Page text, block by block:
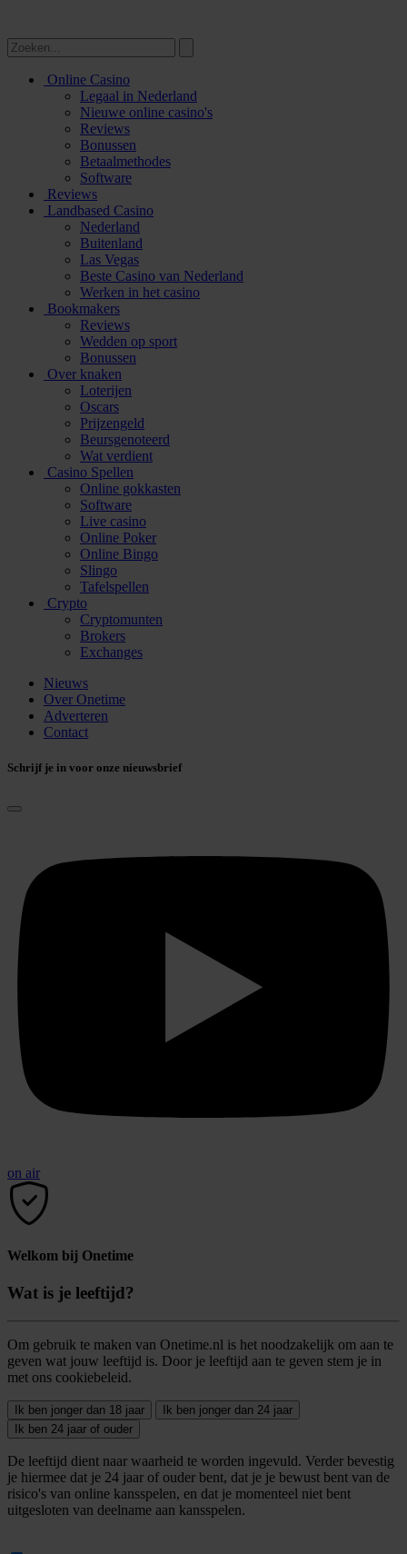
Online Casino
Legaal in Nederland
Nieuwe online casino's
Reviews
Bonussen
Betaalmethodes
Software
Reviews
Landbased Casino
Nederland
Buitenland
Las Vegas
Beste Casino van Nederland
Werken in het casino
Bookmakers
Reviews
Wedden op sport
Bonussen
Over knaken
Loterijen
Oscars
Prijzengeld
Beursgenoteerd
Wat verdient
Casino Spellen
Online gokkasten
Software
Live casino
Online Poker
Online Bingo
Slingo
Tafelspellen
Crypto
Cryptomunten
Brokers
Exchanges
Nieuws
Over Onetime
Adverteren
Contact
Schrijf je in voor onze nieuwsbrief
on air
Welkom bij Onetime
Wat is je leeftijd?
Om gebruik te maken van Onetime.nl is het noodzakelijk om aan te
geven wat jouw leeftijd is. Door je leeftijd aan te geven stem je in
met ons cookiebeleid.
Ik ben jonger dan 18 jaar
Ik ben jonger dan 24 jaar
Ik ben 24 jaar of ouder
De leeftijd dient naar waarheid te worden ingevuld. Verder bevestig
je hiermee dat je 24 jaar of ouder bent, dat je je bewust bent van de
risico's van online kansspelen, en dat je momenteel niet bent
uitgesloten van deelname aan kansspelen.